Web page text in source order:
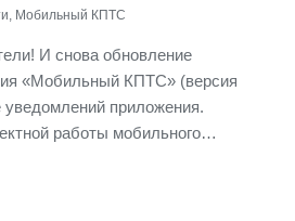
Мобильный КПТС
И снова обновление
«Мобильный КПТС» (версия
приложения.
работы мобильного…